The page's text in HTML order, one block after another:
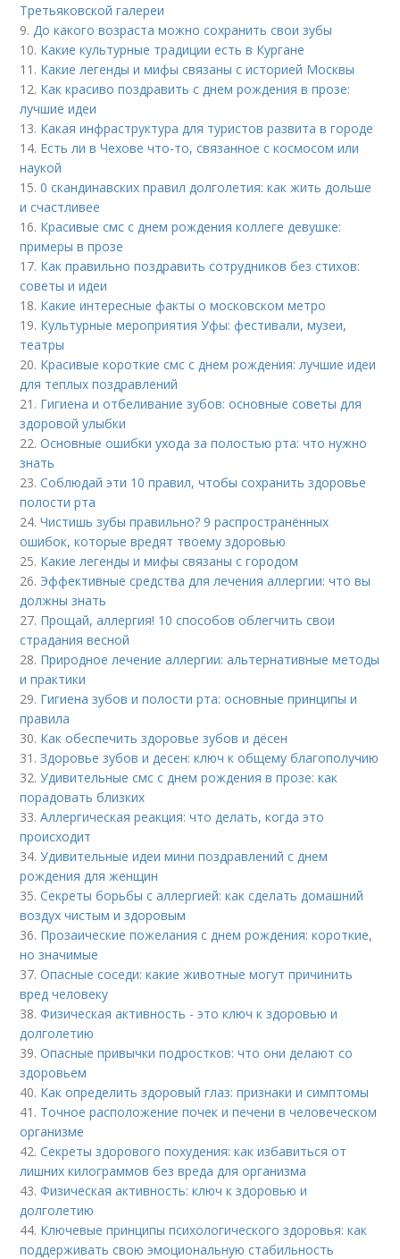
Третьяковской галереи
9. До какого возраста можно сохранить свои зубы
10. Какие культурные традиции есть в Кургане
11. Какие легенды и мифы связаны с историей Москвы
12. Как красиво поздравить с днем рождения в прозе:
лучшие идеи
13. Какая инфраструктура для туристов развита в городе
14. Есть ли в Чехове что-то, связанное с космосом или
наукой
15.0 скандинавских правил долголетия: как жить дольше
и счастливее
16. Красивые смс с днем рождения коллеге девушке:
примеры в прозе
17. Как правильно поздравить сотрудников без стихов:
советы и идеи
18. Какие интересные факты о московском метро
19. Культурные мероприятия Уфы: фестивали, музеи,
театры
20. Красивые короткие смс с днем рождения: лучшие идеи
для теплых поздравлений
21. Гигиена и отбеливание зубов: основные советы для
здоровой улыбки
22.Основные ошибки ухода за полостью рта: что нужно
знать
23.Соблюдай эти 10 правил, чтобы сохранить здоровье
полости рта
24.Чистишь зубы правильно? 9 распространённых
ошибок, которые вредят твоему здоровью
25. Какие легенды и мифы связаны с городом
26. Эффективные средства для лечения аллергии: что вы
должны знать
27. Прощай, аллергия! 10 способов облегчить свои
страдания весной
28. Природное лечение аллергии: альтернативные методы
и практики
29. Гигиена зубов и полости рта: основные принципы и
правила
30. Как обеспечить здоровье зубов и дёсен
31.Здоровье зубов и десен: ключ к общему благополучию
32.Удивительные смс с днем рождения в прозе: как
порадовать близких
33.Аллергическая реакция: что делать, когда это
происходит
34.Удивительные идеи мини поздравлений с днем
рождения для женщин
35.Секреты борьбы с аллергией: как сделать домашний
воздух чистым и здоровым
36. Прозаические пожелания с днем рождения: короткие,
но значимые
37.Опасные соседи: какие животные могут причинить
вред человеку
38.Физическая активность - это ключ к здоровью и
долголетию
39.Опасные привычки подростков: что они делают со
здоровьем
40. Как определить здоровый глаз: признаки и симптомы
41. Точное расположение почек и печени в человеческом
организме
42.Секреты здорового похудения: как избавиться от
лишних килограммов без вреда для организма
43.Физическая активность: ключ к здоровью и
долголетию
44. Ключевые принципы психологического здоровья: как
поддерживать свою эмоциональную стабильность